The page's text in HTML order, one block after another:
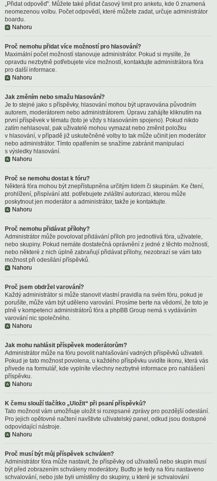
„Přidat odpověď”. Můžete také přidat časový limit pro anketu, kde 0 znamená
neomezenou volbu. Počet odpovědí, které můžete zadat, určuje administrátor
boardu.
Nahoru
Proč nemohu přidat více možností pro hlasování?
Maximální počet možností stanovuje administrátor. Pokud si myslíte, že
opravdu nezbytně potřebujete více možností, kontaktujte administrátora fóra
pro další informace.
Nahoru
Jak změním nebo smažu hlasování?
Je to stejné jako s příspěvky, hlasování mohou být upravována původním
autorem, moderátorem nebo administrátorem. Úpravu zahájíte kliknutím na
první příspěvek v tématu (toto je vždy s hlasováním spojeno). Pokud nikdo
zatím nehlasoval, pak uživatelé mohou vymazat nebo změnit položku
v hlasování, v případě již uskutečněné volby to tak může učinit jen moderátor
nebo administrátor. Tímto opatřením se snažíme zabránit manipulaci
s výsledky hlasování.
Nahoru
Proč se nemohu dostat k fóru?
Některá fóra mohou být znepřístupněna určitým lidem či skupinám. Ke čtení,
prohlížení, přispívání atd. potřebujete zvláštní autorizaci, kterou může
poskytnout jen moderátor a administrátor, takže je kontaktujte.
Nahoru
Proč nemohu přidávat přílohy?
Administrátor může povolovat přidávání příloh pro jednotlivá fóra, uživatele,
nebo skupiny. Pokud nemáte dostatečná oprávnění z jedné z těchto možností,
nebo některé z nich úplně zabraňují přidávat přílohy, nezobrazí se vám tato
možnost při odesílání příspěvků.
Nahoru
Proč jsem obdržel varování?
Každý administrátor si může stanovit vlastní pravidla na svém fóru, pokud je
porušíte, může vám být uděleno varování. Prosíme berte na vědomí, že toto je
plně v kompetenci administrátorů fóra a phpBB Group nemá s vydáváním
varování nic společného.
Nahoru
Jak mohu nahlásit příspěvek moderátorům?
Administrátor může na fóru povolit nahlašování vadných příspěvků uživateli.
Pokud je tato možnost povolena, u každého příspěvku uvidíte ikonu, která vás
přivede na formulář, kde vyplníte všechny nezbytné informace pro nahlášení
příspěvku.
Nahoru
K čemu slouží tlačítko „Uložit“ při psaní příspěvků?
Tato možnost vám umožňuje uložit si rozepsané zprávy pro pozdější odeslání.
Pro jejich opětovné načtení navštivte uživatelský panel, odkud jsou dostupné
odpovídající nástroje.
Nahoru
Proč musí být můj příspěvek schválen?
Administrátor fóra může nastavit, že příspěvky od uživatelů nebo skupin musí
být před zobrazením schváleny moderátory. Buďto je tedy na fóru nastaveno
schvalování, nebo jste byli umístěny do skupiny, u které je schvalování